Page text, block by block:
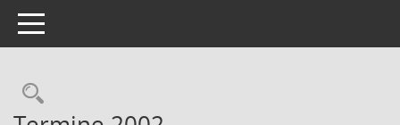
Toggle navigation
Rechercheauswahl